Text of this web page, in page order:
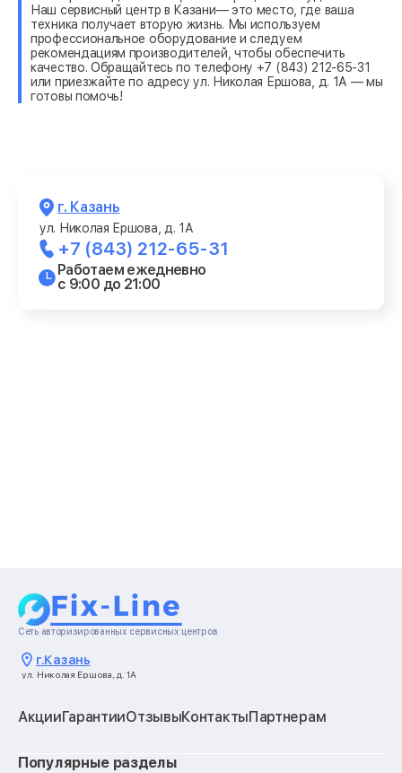
Наш сервисный центр в Казани— это место, где ваша
техника получает вторую жизнь. Мы используем
профессиональное оборудование и следуем
рекомендациям производителей, чтобы обеспечить
качество. Обращайтесь по телефону +7 (843) 212-65-31
или приезжайте по адресу ул. Николая Ершова, д. 1А — мы
готовы помочь!
г. Казань
ул. Николая Ершова, д. 1А
+7 (843) 212-65-31
Работаем ежедневно
с 9:00 до 21:00
Сеть авторизированных сервисных центров
г.Казань
ул. Николая Ершова, д. 1А
АкцииГарантииОтзывыКонтактыПартнерам
Популярные разделы